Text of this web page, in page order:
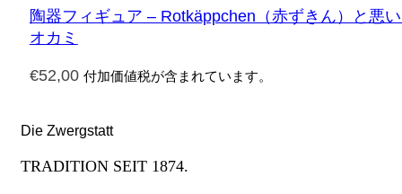
陶器フィギュア – Rotkäppchen（赤ずきん）と悪
オカミ
€52,00 付加価値税が含まれています。
Die Zwergstatt
TRADITION SEIT 1874.